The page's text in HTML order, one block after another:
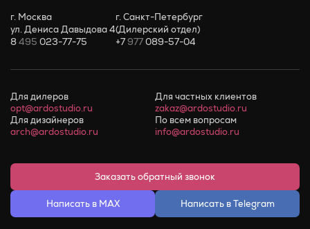
г. Москва
ул. Дениса Давыдова 4
8495 023-77-75
г. Санкт-Петербург
(Дилерский отдел)
+7977089-57-04
Для дилеров
opt@ardostudio.ru
Для частных клиентов
zakaz@ardostudio.ru
Для дизайнеров
arch@ardostudio.ru
По всем вопросам
info@ardostudio.ru
Заказать обратный звонок
Написать в MAX Написать в Telegram